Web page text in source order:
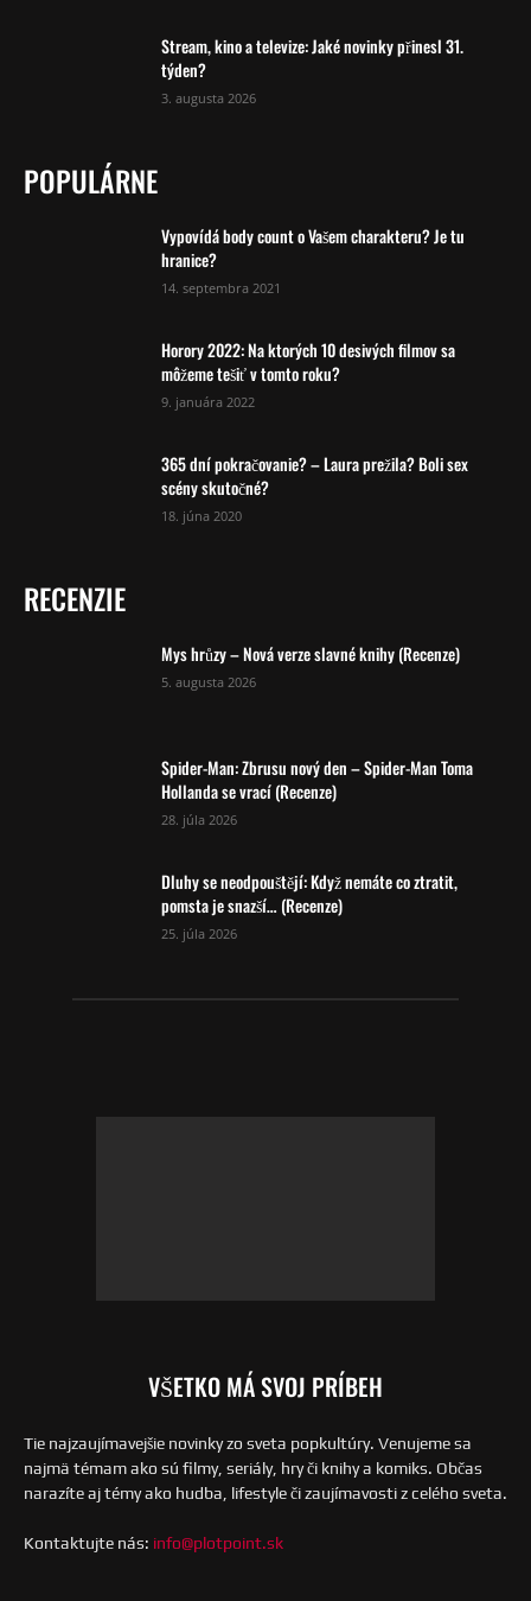
Stream, kino a televize: Jaké novinky přinesl 31.
týden?
3. augusta 2026
POPULÁRNE
Vypovídá body count o Vašem charakteru? Je tu
hranice?
14. septembra 2021
Horory 2022: Na ktorých 10 desivých filmov sa
môžeme tešiť v tomto roku?
9. januára 2022
365 dní pokračovanie? – Laura prežila? Boli sex
scény skutočné?
18. júna 2020
RECENZIE
Mys hrůzy – Nová verze slavné knihy (Recenze)
5. augusta 2026
Spider-Man: Zbrusu nový den – Spider-Man Toma
Hollanda se vrací (Recenze)
28. júla 2026
Dluhy se neodpouštějí: Když nemáte co ztratit,
pomsta je snazší… (Recenze)
25. júla 2026
VŠETKO MÁ SVOJ PRÍBEH
Tie najzaujímavejšie novinky zo sveta popkultúry. Venujeme sa
najmä témam ako sú filmy, seriály, hry či knihy a komiks. Občas
narazíte aj témy ako hudba, lifestyle či zaujímavosti z celého sveta.
Kontaktujte nás: info@plotpoint.sk